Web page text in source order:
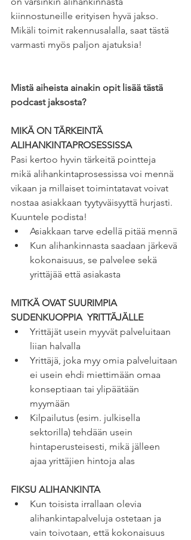
kiinnostuneille erityisen hyvä jakso.
Mikäli toimit rakennusalalla, saat tästä
varmasti myös paljon ajatuksia!
Mistä aiheista ainakin opit lisää tästä
podcast jaksosta?
MIKÄ ON TÄRKEINTÄ
ALIHANKINTAPROSESSISSA
Pasi kertoo hyvin tärkeitä pointteja
mikä alihankintaprosessissa voi mennä
vikaan ja millaiset toimintatavat voivat
nostaa asiakkaan tyytyväisyyttä hurjasti.
Kuuntele podista!
Asiakkaan tarve edellä pitää mennä
Kun alihankinnasta saadaan järkevä
kokonaisuus, se palvelee sekä
yrittäjää että asiakasta
MITKÄ OVAT SUURIMPIA
SUDENKUOPPIA  YRITTÄJÄLLE
Yrittäjät usein myyvät palveluitaan
liian halvalla
Yrittäjä, joka myy omia palveluitaan
ei usein ehdi miettimään omaa
konseptiaan tai ylipäätään
myymään
Kilpailutus (esim. julkisella
sektorilla) tehdään usein
hintaperusteisesti, mikä jälleen
ajaa yrittäjien hintoja alas
FIKSU ALIHANKINTA
Kun toisista irrallaan olevia
alihankintapalveluja ostetaan ja
vain toivotaan, että kokonaisuus